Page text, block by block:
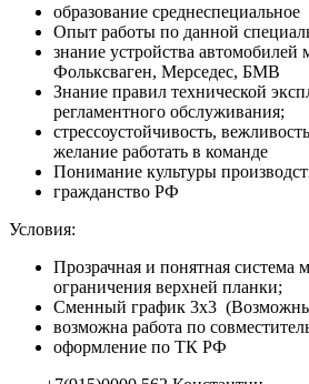
образование среднеспециальное
Опыт работы по данной
знание устройства автомобилей
Фольксваген, Мерседес, БМВ
Знание правил технической
регламентного обслуживания;
стрессоустойчивость,
желание работать в команде
Понимание культуры
гражданство РФ
Условия:
Прозрачная и понятная система
ограничения верхней планки;
Сменный график 3х3
возможна работа по
оформление по ТК РФ